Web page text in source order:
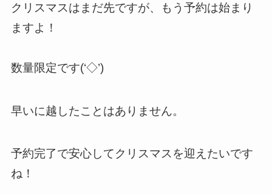
クリスマスはまだ先ですが、もう予約は始まり
ますよ！
数量限定です(‘◇’)ゞ
早いに越したことはありません。
予約完了で安心してクリスマスを迎えたいです
ね！